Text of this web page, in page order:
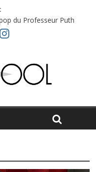
du Professeur Puth
de musique indépendant
émotions en hausse
entre chaleur et bonne
entre bière, métal et